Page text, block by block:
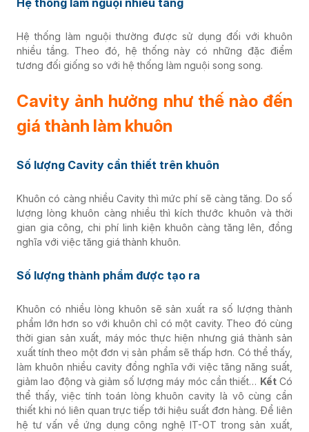
Hệ thống làm nguội nhiều tầng
Hệ thống làm nguội thường được sử dụng đối với khuôn
nhiều tầng. Theo đó, hệ thống này có những đặc điểm
tương đối giống so với hệ thống làm nguội song song.
Cavity ảnh hưởng như thế nào đến
giá thành làm khuôn
Số lượng Cavity cần thiết trên khuôn
Khuôn có càng nhiều Cavity thì mức phí sẽ càng tăng. Do số
lượng lòng khuôn càng nhiều thì kích thước khuôn và thời
gian gia công, chi phí linh kiện khuôn càng tăng lên, đồng
nghĩa với việc tăng giá thành khuôn.
Số lượng thành phẩm được tạo ra
Khuôn có nhiều lòng khuôn sẽ sản xuất ra số lượng thành
phẩm lớn hơn so với khuôn chỉ có một cavity. Theo đó cùng
thời gian sản xuất, máy móc thực hiện nhưng giá thành sản
xuất tính theo một đơn vị sản phẩm sẽ thấp hơn. Có thể thấy,
làm khuôn nhiều cavity đồng nghĩa với việc tăng năng suất,
giảm lao động và giảm số lượng máy móc cần thiết… Kết Có
thể thấy, việc tính toán lòng khuôn cavity là vô cùng cần
thiết khi nó liên quan trực tiếp tới hiệu suất đơn hàng. Để liên
hệ tư vấn về ứng dụng công nghệ IT-OT trong sản xuất,